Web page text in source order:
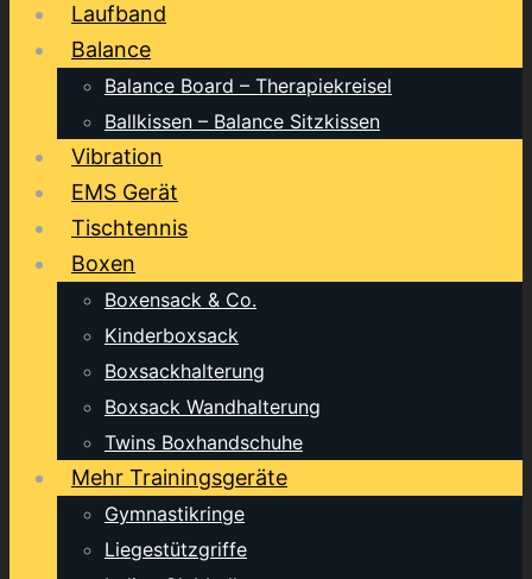
Laufband
Balance
Balance Board – Therapiekreisel
Ballkissen – Balance Sitzkissen
Vibration
EMS Gerät
Tischtennis
Boxen
Boxensack & Co.
Kinderboxsack
Boxsackhalterung
Boxsack Wandhalterung
Twins Boxhandschuhe
Mehr Trainingsgeräte
Gymnastikringe
Liegestützgriffe